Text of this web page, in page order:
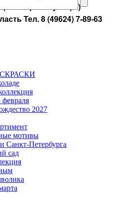
(со стороны улицы)
Тел. 8 (49624) 7-89-63
2027
мотивы
Петербурга
сад